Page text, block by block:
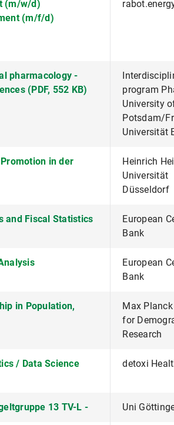
(m/w/d)
(m/f/d)
pharmacology -
(PDF, 552 KB)
program
University
Potsdam/
Universität
in der
Heinrich
Universität
Düsseldorf
and Fiscal Statistics
European
Bank
European
Bank
in Population,
Max
for
Research
/ Data Science
detoxi
13 TV-L - Uni